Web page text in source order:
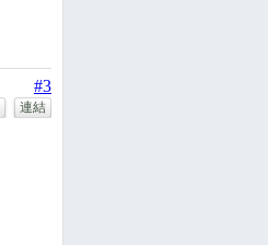
#3
連結